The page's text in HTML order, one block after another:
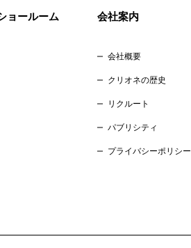
ョールーム 会社案内
会社概要
クリオネの歴史
リクルート
パブリシティ
プライバシーポリシー